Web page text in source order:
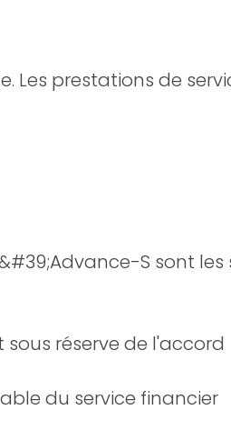
Les prestations de
S sont les
réserve de l'accord
du service financier